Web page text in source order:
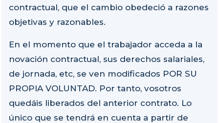
contractual, que el cambio obedeció a razones
objetivas y razonables.
En el momento que el trabajador acceda a la
novación contractual, sus derechos salariales,
de jornada, etc, se ven modificados POR SU
PROPIA VOLUNTAD. Por tanto, vosotros
quedáis liberados del anterior contrato. Lo
único que se tendrá en cuenta a partir de